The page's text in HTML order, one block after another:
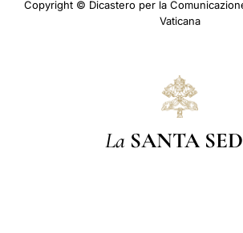
Copyright © Dicastero per la
Vaticana
La SANTA